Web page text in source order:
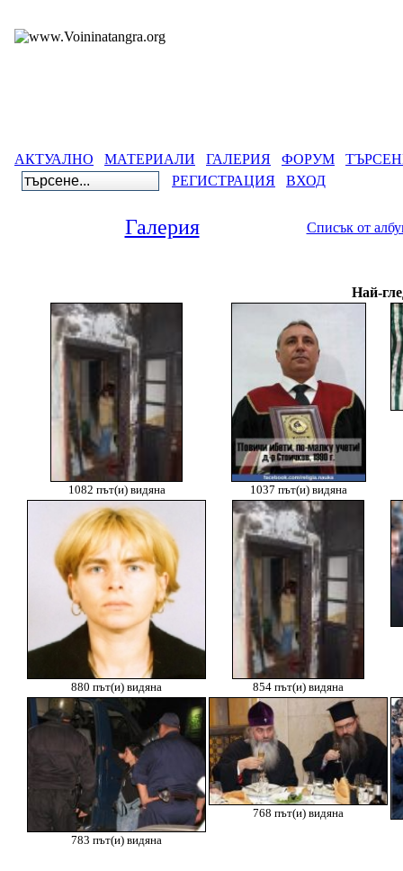
АКТУАЛНО МАТЕРИАЛИ ГАЛЕРИЯ ФОРУМ
РЕГИСТРАЦИЯ
ВХОД
Галерия Списък от
Най-
1082 път(и) видяна 1037 път(и) видяна
880 път(и) видяна 854 път(и) видяна
783 път(и) видяна
768 път(и) видяна